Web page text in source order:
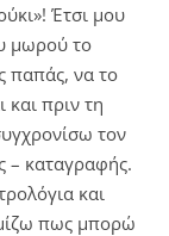
Έτσι μου
μωρού το
παπάς, να το
πριν τη
τον
– καταγραφής.
και
πως μπορώ